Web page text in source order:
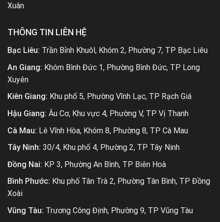
Xuân
THÔNG TIN LIÊN HỆ
Bạc Liêu: Trần Bỉnh Khuôl, Khóm 2, Phường 7, TP Bạc Liêu
An Giang: Khóm Bình Đức 1, Phường Bình Đức, TP Long
Xuyên
Kiên Giang: Khu phố 5, Phường Vĩnh Lạc, TP Rạch Giá
Hậu Giang: Âu Cơ, Khu vực 4, Phường V, TP Vị Thanh
Cà Mau: Lê Vĩnh Hòa, Khóm 8, Phường 8, TP Cà Mau
Tây Ninh: 30/4, Khu phố 4, Phường 2, TP Tây Ninh
Đồng Nai: KP 3, Phường An Bình, TP Biên Hoà
Bình Phước: Khu phố Tân Trà 2, Phường Tân Bình, TP Đồng
Xoài
Vũng Tàu: Trương Công Định, Phường 9, TP Vũng Tàu